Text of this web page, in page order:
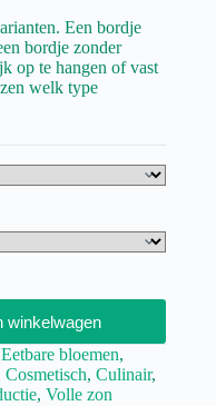
Een bordje
bordje zonder
op te hangen of vast
welk type
winkelwagen
Eetbare bloemen,
Cosmetisch, Culinair,
, Volle zon